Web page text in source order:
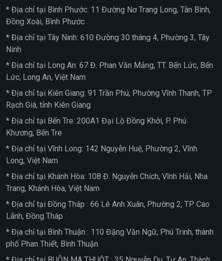
* Địa chỉ tại Bình Phước: 11 Đường Nơ Trang Long, Tân Bình,
Đồng Xoài, Bình Phước
* Địa chỉ tại Tây Ninh: 610 Đường 30 tháng 4, Phường 3, Tây
Ninh
* Địa chỉ tại Long An: 67 Đ. Phan Văn Mảng, TT. Bến Lức, Bến
Lức, Long An, Việt Nam
* Địa chỉ tại Kiên Giang: 91 Trần Phú, Phường Vĩnh Thanh, TP
Rạch Giá, tỉnh Kiên Giang
* Địa chỉ tại Bến Tre: 200A1 Đại Lộ Đồng Khởi, P. Phú
Khương, Bến Tre
* Địa chỉ tại Vĩnh Long: 142 Nguyễn Huệ, Phường 2, Vĩnh
Long, Việt Nam
* Địa chỉ tại Khánh Hòa: 108 Đ. Nguyễn Chích, Vĩnh Hải, Nha
Trang, Khánh Hòa, Việt Nam
* Địa chỉ tại Đồng Tháp : 66 Lê Anh Xuân, Phường 2, TP. Cao
Lãnh, Đồng Tháp
* Địa chỉ tại Bình Thuận : 110 Đặng Văn Ngữ, Phú Trinh, thành
phố Phan Thiết, Bình Thuận